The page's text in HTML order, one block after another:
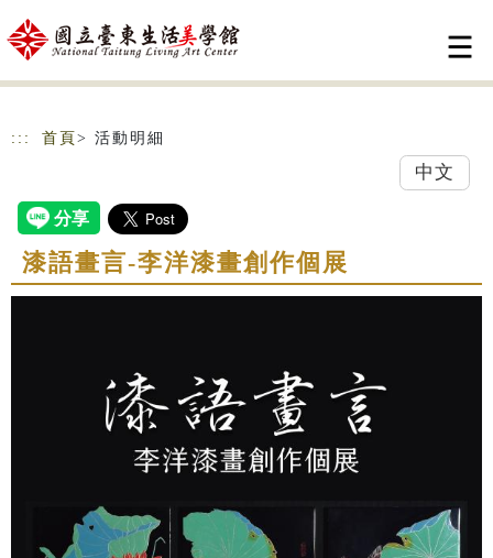
跳到主要內容
網站導覽
::: 首頁 > 活動明細
中文
漆語畫言-李洋漆畫創作個展